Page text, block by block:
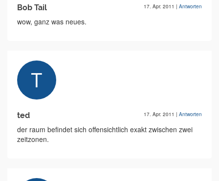
Bob Tail 17. Apr. 2011 | Antworten
wow, ganz was neues.
ted 17. Apr. 2011 | Antworten
der raum befindet sich offensichtlich exakt zwischen zwei
zeitzonen.